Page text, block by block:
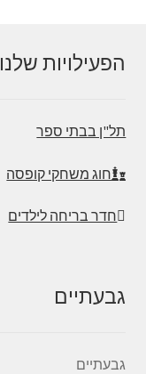
הפעילויות שלנו
תל"ן בבתי ספר
חוג משחקי קופסה
חדר בריחה לילדים
גבעתיים
גבעתיים